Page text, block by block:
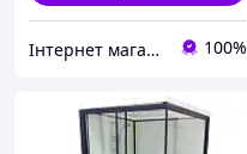
Інтернет магазин Астрей 100%